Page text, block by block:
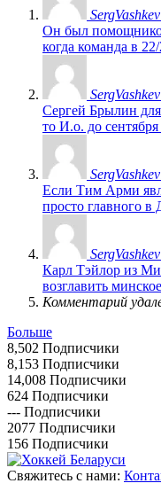
Он был
когда команда в
Сергей Брылин
то И.о. до
Если Тим Арми
просто главного в
Карл Тэйлор из
возглавить
Комментарий
Больше
8,502 Подписчики
8,153 Подписчики
14,008 Подписчики
624 Подписчики
--- Подписчики
2077 Подписчики
156 Подписчики
Свяжитесь с нами: